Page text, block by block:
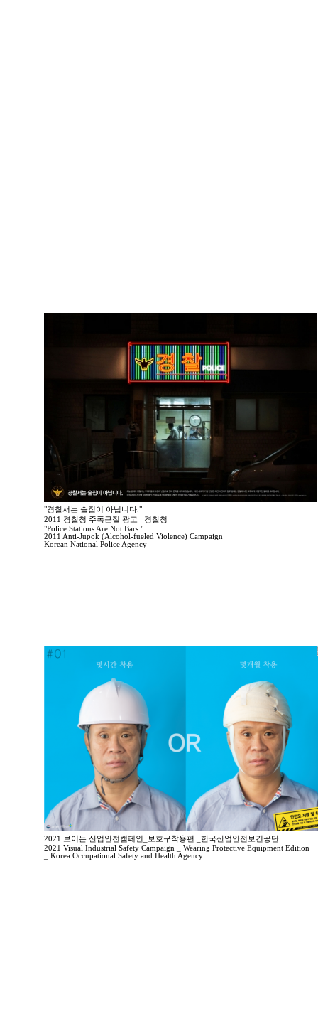
"경찰서는 술집이 아닙니다."
2011 경찰청 주폭근절 광고_ 경찰청
"Police Stations Are Not Bars."
2011 Anti-Jupok (Alcohol-fueled Violence) Campaign _
Korean National Police Agency
2021 보이는 산업안전캠페인_보호구착용편 _한국산업안전보건공단
2021 Visual Industrial Safety Campaign _ Wearing Protective Equipment Edition
_ Korea Occupational Safety and Health Agency